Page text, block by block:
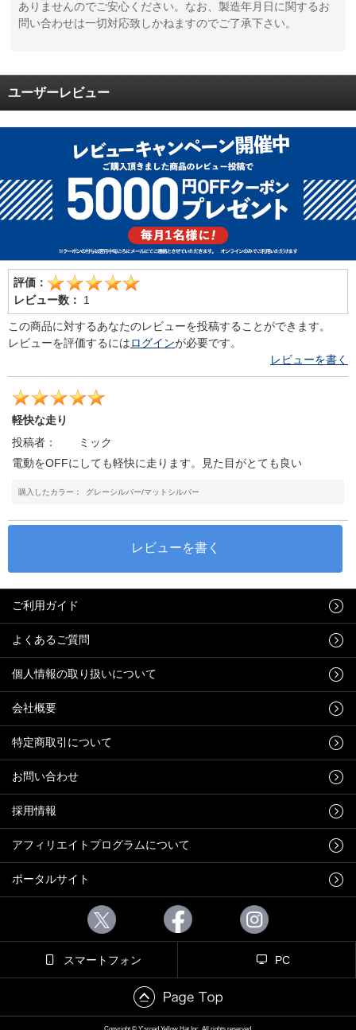
ありませんのでご安心ください。なお、製造年月日に関するお
問い合わせは一切対応致しかねますのでご了承下さい。
ユーザーレビュー
評価：
レビュー数：
1
この商品に対するあなたのレビューを投稿することができます。
レビューを評価するにはログインが必要です。
レビューを書く
軽快な走り
投稿者：
ミック
電動をOFFにしても軽快に走ります。見た目がとても良い
購入したカラー： グレーシルバー/マットシルバー
ご利用ガイド
よくあるご質問
個人情報の取り扱いについて
会社概要
特定商取引について
お問い合わせ
採用情報
アフィリエイトプログラムについて
ポータルサイト
スマートフォン PC